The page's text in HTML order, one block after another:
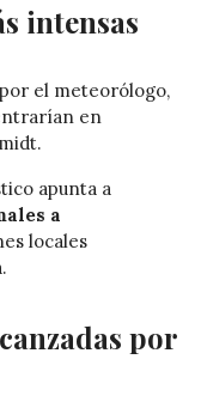
intensas
el meteorólogo,
en
apunta a
a
locales
por